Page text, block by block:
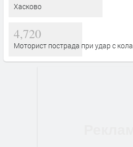
Хасково
4,720
Моторист пострада при удар с кола